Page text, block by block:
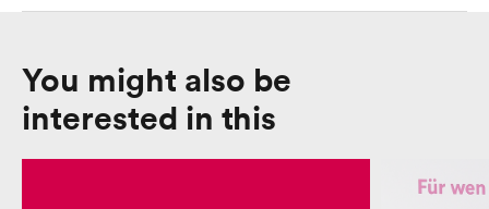
You might also be
interested in this